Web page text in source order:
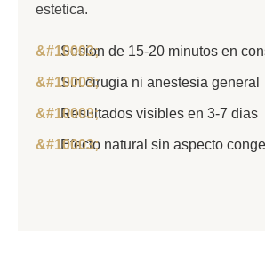
estetica.
Sesion de 15-20 minutos en
Sin cirugia ni anestesia general
Resultados visibles en 3-7 dias
Efecto natural sin aspecto